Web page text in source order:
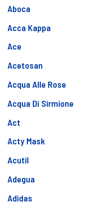
Aboca
Acca Kappa
Ace
Acetosan
Acqua Alle Rose
Acqua Di Sirmione
Act
Acty Mask
Acutil
Adegua
Adidas